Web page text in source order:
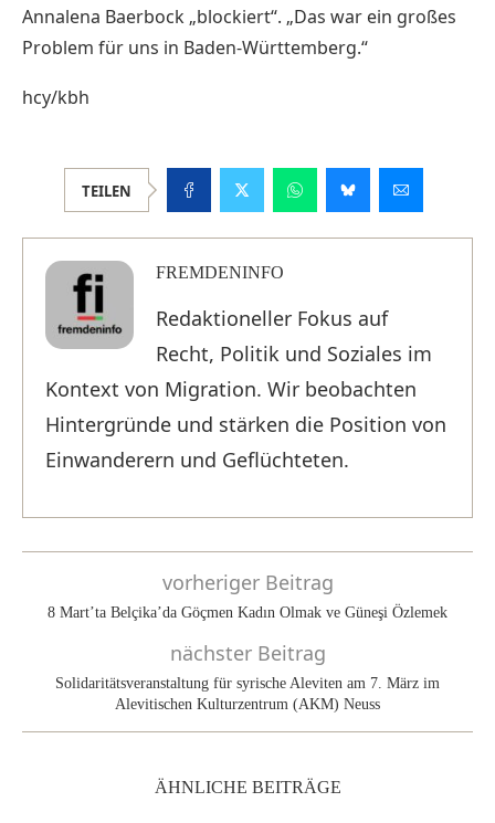
Annalena Baerbock „blockiert“. „Das war ein großes
Problem für uns in Baden-Württemberg.“
hcy/kbh
TEILEN
FREMDENINFO
Redaktioneller Fokus auf
Recht, Politik und Soziales im
Kontext von Migration. Wir beobachten
Hintergründe und stärken die Position von
Einwanderern und Geflüchteten.
vorheriger Beitrag
8 Mart’ta Belçika’da Göçmen Kadın Olmak ve Güneşi Özlemek
nächster Beitrag
Solidaritätsveranstaltung für syrische Aleviten am 7. März im
Alevitischen Kulturzentrum (AKM) Neuss
ÄHNLICHE BEITRÄGE